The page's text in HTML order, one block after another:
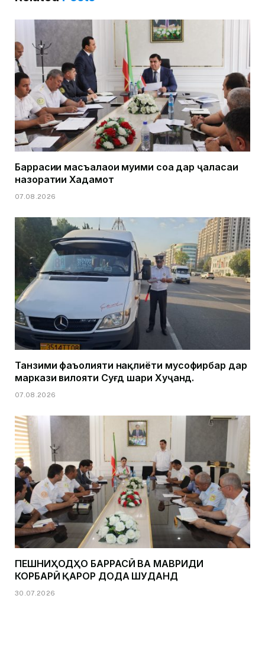
Баррасии масъалаҳои муҳими соҳа дар ҷаласаи
назоратии Хадамот
07.08.2026
Танзими фаъолияти нақлиёти мусофирбар дар
маркази вилояти Суғд шаҳри Хуҷанд.
07.08.2026
ПЕШНИҲОДҲО БАРРАСӢ ВА МАВРИДИ
КОРБАРӢ ҚАРОР ДОДА ШУДАНД
30.07.2026